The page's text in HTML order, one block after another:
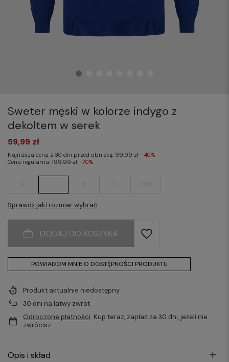
Sweter męski w kolorze indygo z
dekoltem w serek
Sprawdź jaki rozmiar wybrać
59,99 zł
Najniższa cena z 30 dni przed obniżką: 99,99 zł -40%
Cena regularna: 199,99 zł -70%
DODAJ DO KOSZYKA
POWIADOM MNIE O DOSTĘPNOŚCI PRODUKTU
Produkt aktualnie niedostępny
30 dni na łatwy zwrot
Odroczone płatności. Kup teraz, zapłać za 30 dni, jeżeli nie
zwrócisz
Opis i skład